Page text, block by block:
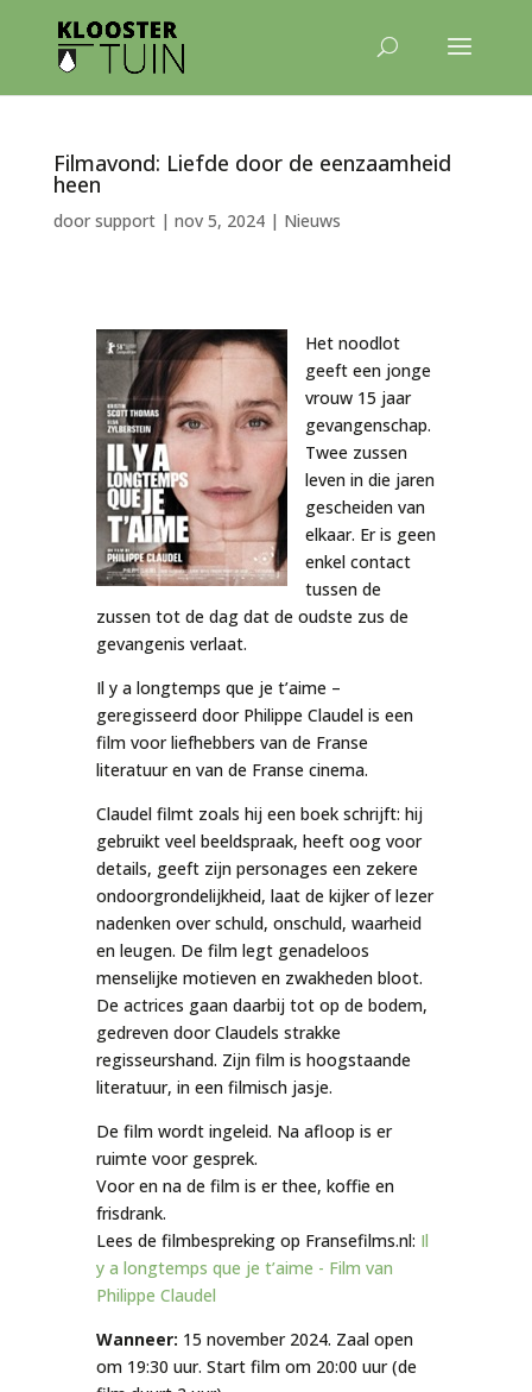
Filmavond: Liefde door de eenzaamheid
heen
door support| nov 5, 2024| Nieuws
Het noodlot
geeft een jonge
vrouw 15 jaar
gevangenschap.
Twee zussen
leven in die jaren
gescheiden van
elkaar. Er is geen
enkel contact
tussen de
zussen tot de dag dat de oudste zus de
gevangenis verlaat.
Il y a longtemps que je t’aime –
geregisseerd door Philippe Claudel is een
film voor liefhebbers van de Franse
literatuur en van de Franse cinema.
Claudel filmt zoals hij een boek schrijft: hij
gebruikt veel beeldspraak, heeft oog voor
details, geeft zijn personages een zekere
ondoorgrondelijkheid, laat de kijker of lezer
nadenken over schuld, onschuld, waarheid
en leugen. De film legt genadeloos
menselijke motieven en zwakheden bloot.
De actrices gaan daarbij tot op de bodem,
gedreven door Claudels strakke
regisseurshand. Zijn film is hoogstaande
literatuur, in een filmisch jasje.
De film wordt ingeleid. Na afloop is er
ruimte voor gesprek.
Voor en na de film is er thee, koffie en
frisdrank.
Lees de filmbespreking op Fransefilms.nl: Il
y a longtemps que je t’aime - Film van
Philippe Claudel
Wanneer: 15 november 2024. Zaal open
om 19:30 uur. Start film om 20:00 uur (de